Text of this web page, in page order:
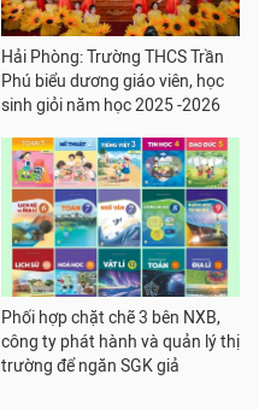
Hải Phòng: Trường THCS Trần
Phú biểu dương giáo viên, học
sinh giỏi năm học 2025 -2026
Phối hợp chặt chẽ 3 bên NXB,
công ty phát hành và quản lý thị
trường để ngăn SGK giả